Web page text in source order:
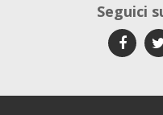
Seguici